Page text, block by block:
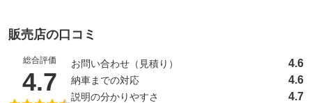
販売店の口コミ
総合評価
4.7 （5点満点中）
お問い合わせ（見積り） 4.6
納車までの対応 4.6
説明の分かりやすさ 4.7